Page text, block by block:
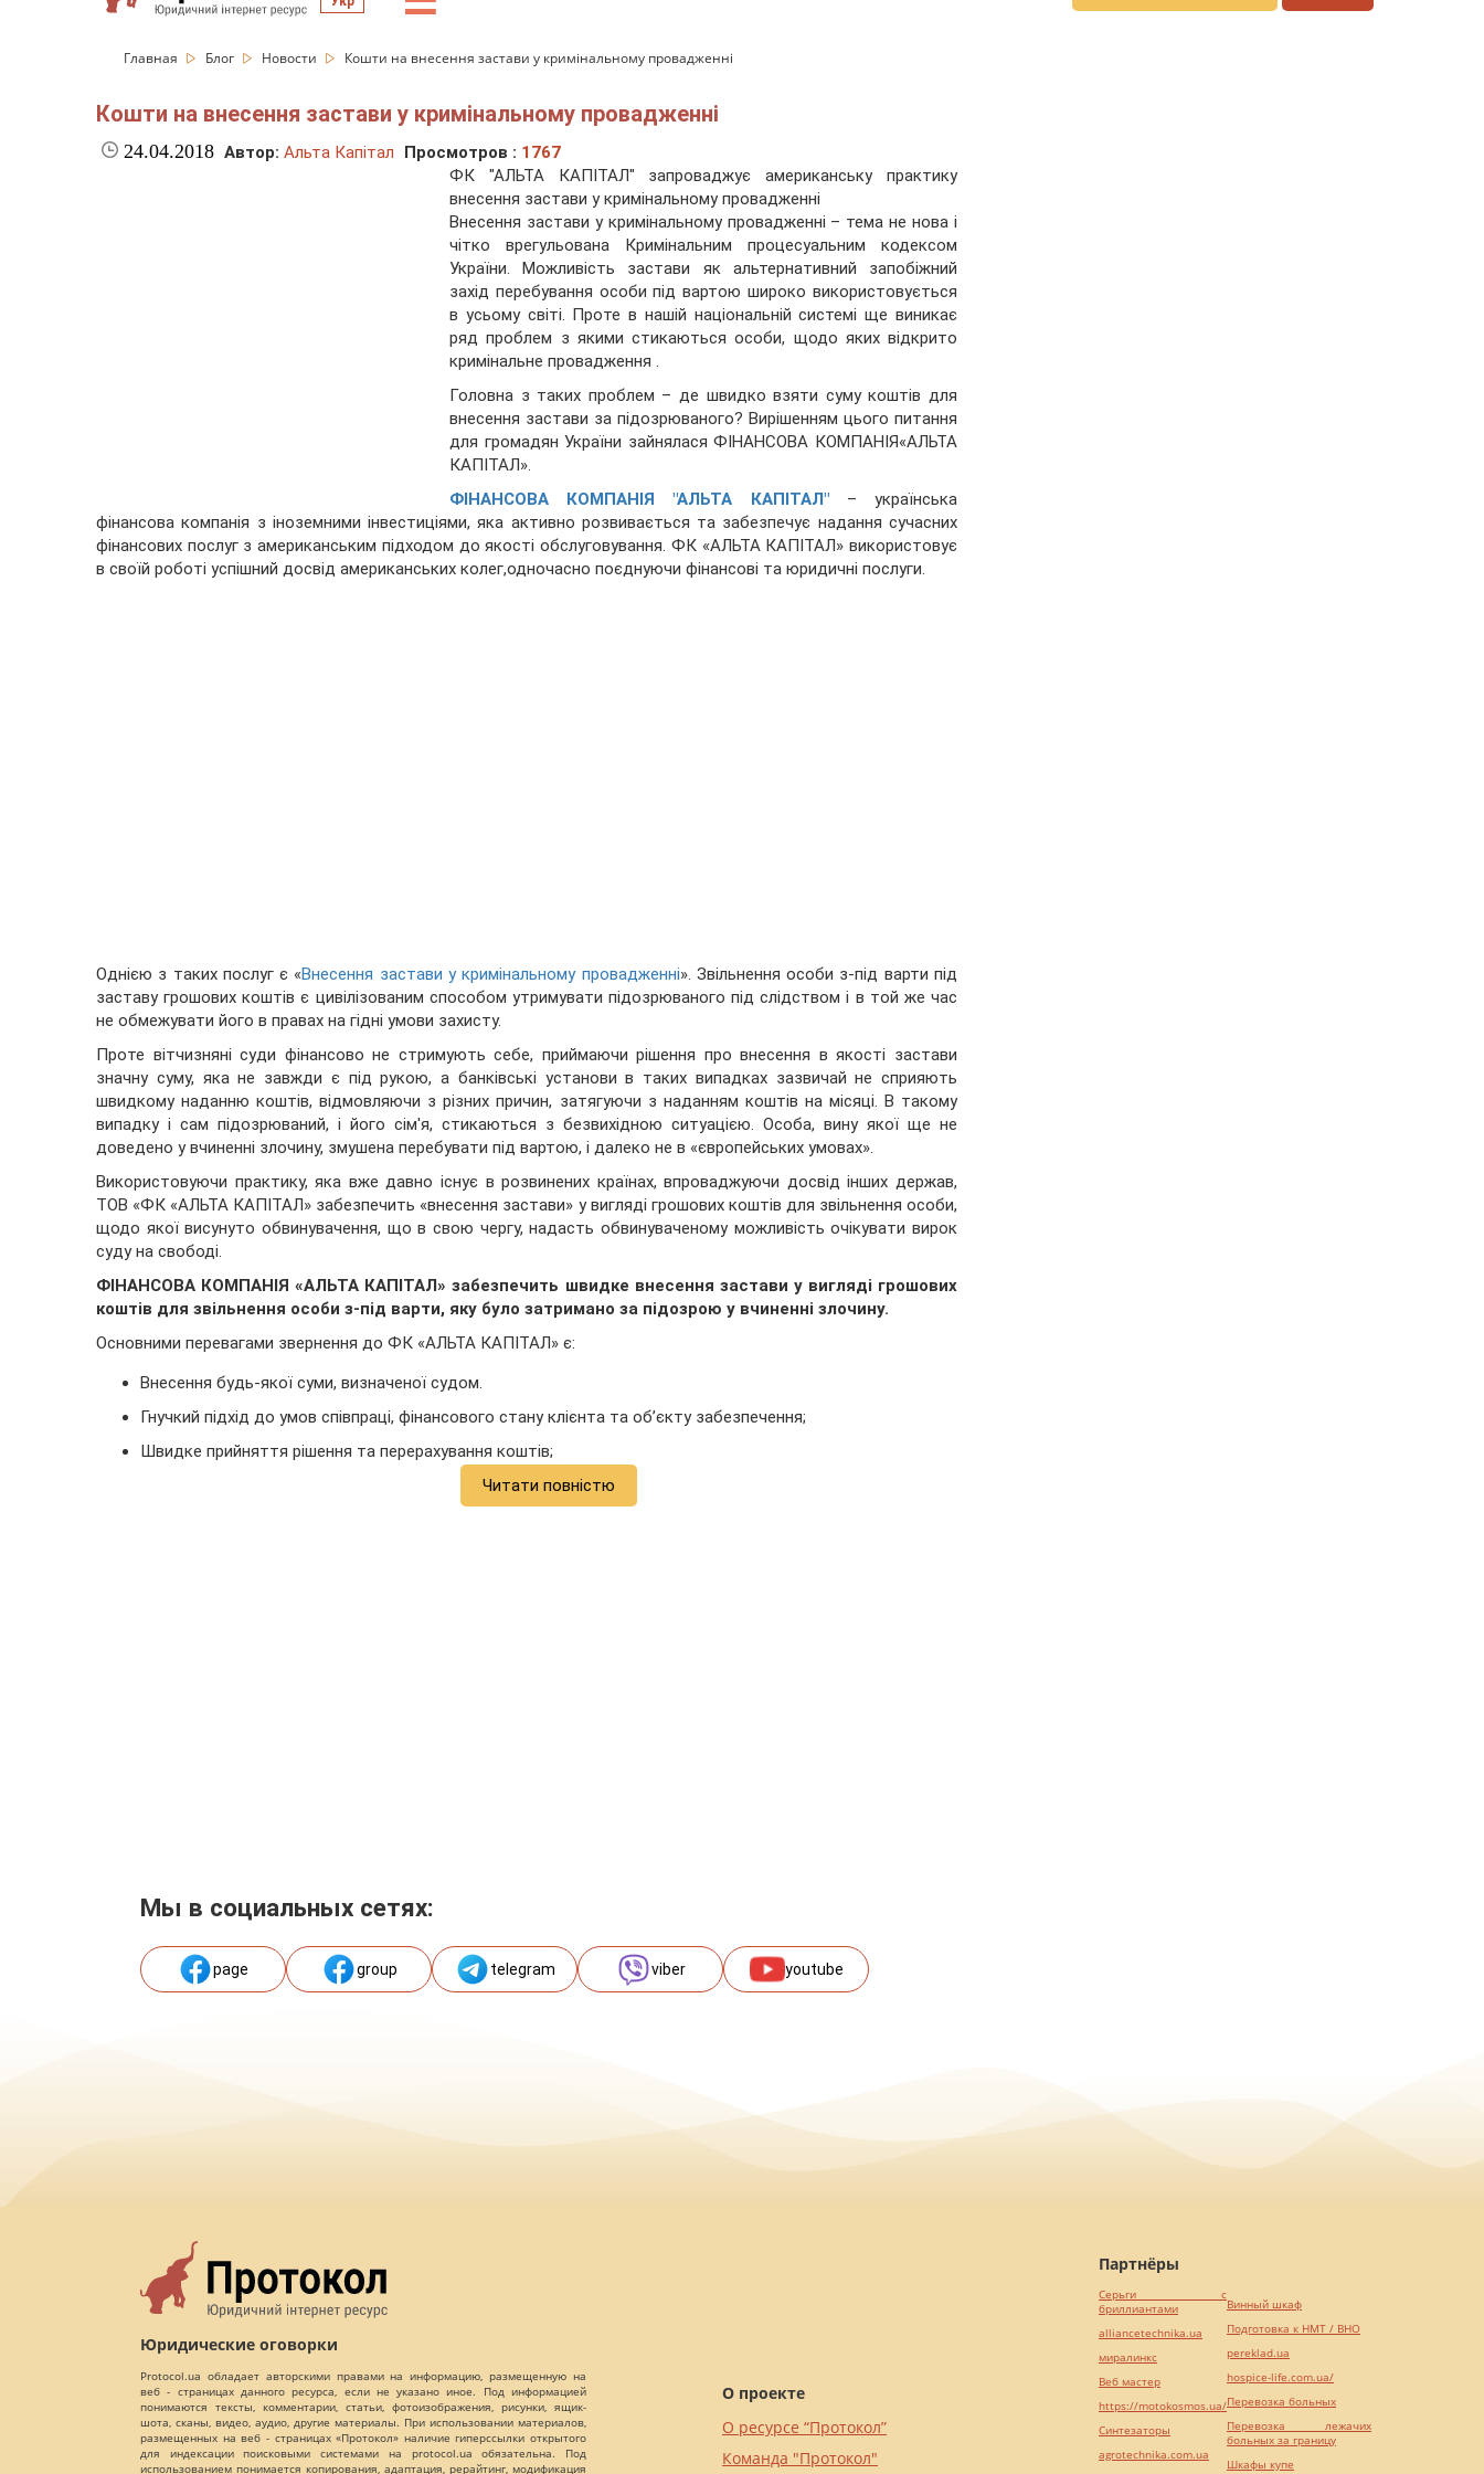
Главная Блог Новости Кошти на внесення застави у кримінальному провадженні
Кошти на внесення застави у кримінальному провадженні
24.04.2018 Автор: Альта Капітал Просмотров : 1767
ФК "АЛЬТА КАПІТАЛ" запроваджує американську практику
внесення застави у кримінальному провадженні
Внесення застави у кримінальному провадженні – тема не нова і
чітко врегульована Кримінальним процесуальним кодексом
України. Можливість застави як альтернативний запобіжний
захід перебування особи під вартою широко використовується
в усьому світі. Проте в нашій національній системі ще виникає
ряд проблем з якими стикаються особи, щодо яких відкрито
кримінальне провадження .
Головна з таких проблем – де швидко взяти суму коштів для
внесення застави за підозрюваного? Вирішенням цього питання
для громадян України зайнялася ФІНАНСОВА КОМПАНІЯ«АЛЬТА
КАПІТАЛ».
ФІНАНСОВА КОМПАНІЯ "АЛЬТА КАПІТАЛ"– українська
фінансова компанія з іноземними інвестиціями, яка активно розвивається та забезпечує надання сучасних
фінансових послуг з американським підходом до якості обслуговування. ФК «АЛЬТА КАПІТАЛ» використовує
в своїй роботі успішний досвід американських колег,одночасно поєднуючи фінансові та юридичні послуги.
Однією з таких послуг є «Внесення застави у кримінальному провадженні». Звільнення особи з-під варти під
заставу грошових коштів є цивілізованим способом утримувати підозрюваного під слідством і в той же час
не обмежувати його в правах на гідні умови захисту.
Проте вітчизняні суди фінансово не стримують себе, приймаючи рішення про внесення в якості застави
значну суму, яка не завжди є під рукою, а банківські установи в таких випадках зазвичай не сприяють
швидкому наданню коштів, відмовляючи з різних причин, затягуючи з наданням коштів на місяці. В такому
випадку і сам підозрюваний, і його сім'я, стикаються з безвихідною ситуацією. Особа, вину якої ще не
доведено у вчиненні злочину, змушена перебувати під вартою, і далеко не в «європейських умовах».
Використовуючи практику, яка вже давно існує в розвинених країнах, впроваджуючи досвід інших держав,
ТОВ «ФК «АЛЬТА КАПІТАЛ» забезпечить «внесення застави» у вигляді грошових коштів для звільнення особи,
щодо якої висунуто обвинувачення, що в свою чергу, надасть обвинуваченому можливість очікувати вирок
суду на свободі.
ФІНАНСОВА КОМПАНІЯ «АЛЬТА КАПІТАЛ» забезпечить швидке внесення застави у вигляді грошових
коштів для звільнення особи з-під варти, яку було затримано за підозрою у вчиненні злочину.
Основними перевагами звернення до ФК «АЛЬТА КАПІТАЛ» є:
Внесення будь-якої суми, визначеної судом.
Гнучкий підхід до умов співпраці, фінансового стану клієнта та об’єкту забезпечення;
Швидке прийняття рішення та перерахування коштів;
Читати повністю
Мы в социальных сетях:
page group telegram viber youtube
Юридические оговорки
Protocol.ua обладает авторскими правами на информацию, размещенную на
веб - страницах данного ресурса, если не указано иное. Под информацией
понимаются тексты, комментарии, статьи, фотоизображения, рисунки, ящик-
шота, сканы, видео, аудио, другие материалы. При использовании материалов,
размещенных на веб - страницах «Протокол» наличие гиперссылки открытого
для индексации поисковыми системами на protocol.ua обязательна. Под
использованием понимается копирования, адаптация, рерайтинг, модификация
О проекте
О ресурсе “Протокол”
Команда "Протокол"
Партнёры
Серьги с
бриллиантами
alliancetechnika.ua
миралинкс
Веб мастер
https://motokosmos.ua/
Синтезаторы
agrotechnika.com.ua
Винный шкаф
Подготовка к НМТ / ВНО
pereklad.ua
hospice-life.com.ua/
Перевозка больных
Перевозка лежачих
больных за границу
Шкафы купе